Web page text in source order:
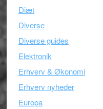
Diæt
Diverse
Diverse guides
Elektronik
Erhverv & Økonomi
Erhverv nyheder
Europa